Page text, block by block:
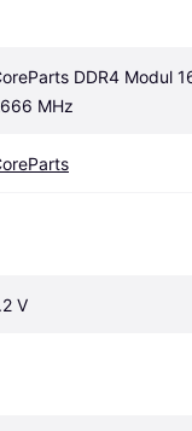
DDR4 Modul
MHz
V